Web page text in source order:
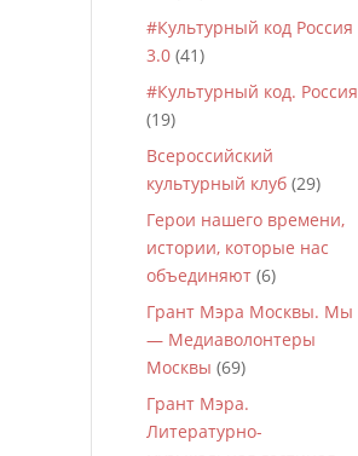
#Культурный код Россия
3.0 (41)
#Культурный код. Россия
(19)
Всероссийский
культурный клуб (29)
Герои нашего времени,
истории, которые нас
объединяют (6)
Грант Мэра Москвы. Мы
— Медиаволонтеры
Москвы (69)
Грант Мэра.
Литературно-